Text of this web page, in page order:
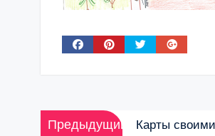
Навигация
Предыдущий
Предыдущая
запись:
Карты